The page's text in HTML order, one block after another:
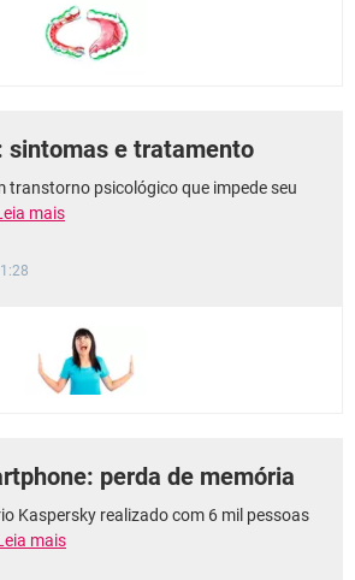
sintomas e tratamento
transtorno psicológico que impede seu
mais
perda de memória
Kaspersky realizado com 6 mil pessoas
mais